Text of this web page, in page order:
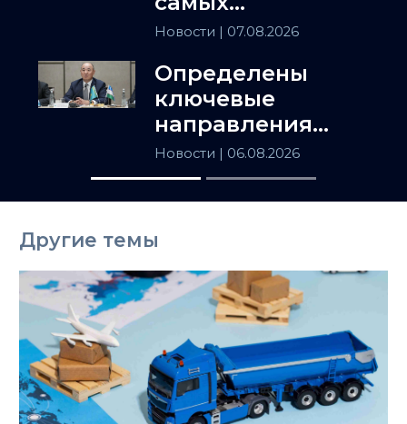
популярных
Казахстане
Новости | 07.08.2026
Определены
ключевые
направления
сотрудничества
Астаны и
Ташкента
Новости | 06.08.2026
Другие темы